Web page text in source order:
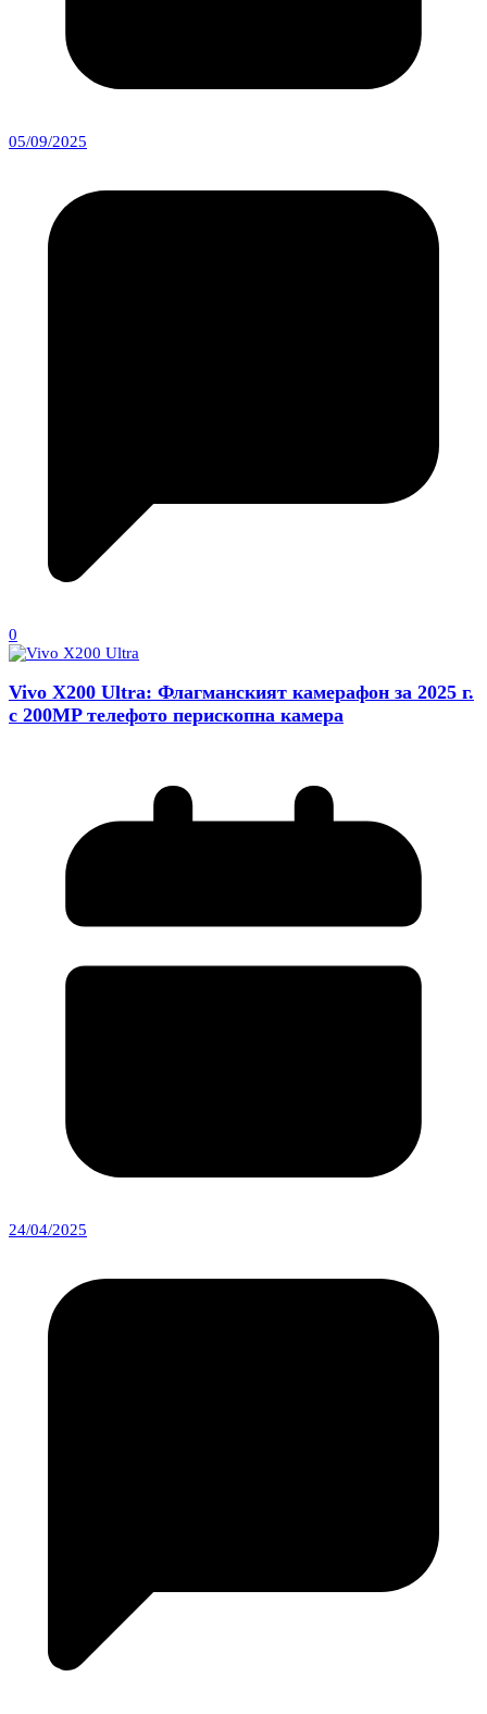
05/09/2025
0
Vivo X200 Ultra: Флагманският камерафон за 2025 г.
с 200MP телефото перископна камера
24/04/2025